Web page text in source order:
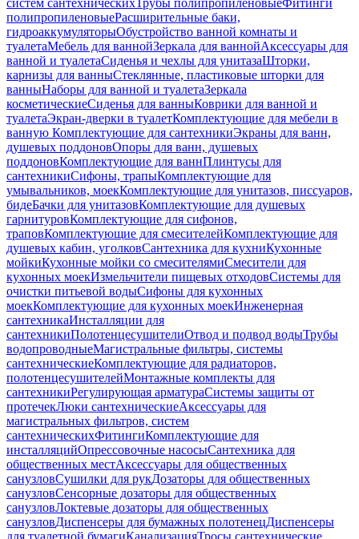
систем сантехническихТрубы полипропиленовыеФитинги
полипропиленовыеРасширительные баки,
гидроаккумуляторыОбустройство ванной комнаты и
туалетаМебель для ваннойЗеркала для ваннойАксессуары для
ванной и туалетаСиденья и чехлы для унитазаШторки,
карнизы для ванныСтеклянные, пластиковые шторки для
ванныНаборы для ванной и туалетаЗеркала
косметическиеСиденья для ванныКоврики для ванной и
туалетаЭкран-дверки в туалетКомплектующие для мебели в
ванную Комплектующие для сантехникиЭкраны для ванн,
душевых поддоновОпоры для ванн, душевых
поддоновКомплектующие для ваннПлинтусы для
сантехникиСифоны, трапыКомплектующие для
умывальников, моекКомплектующие для унитазов, писсуаров,
бидеБачки для унитазовКомплектующие для душевых
гарнитуровКомплектующие для сифонов,
траповКомплектующие для смесителейКомплектующие для
душевых кабин, уголковСантехника для кухниКухонные
мойкиКухонные мойки со смесителямиСмесители для
кухонных моекИзмельчители пищевых отходовСистемы для
очистки питьевой водыСифоны для кухонных
моекКомплектующие для кухонных моекИнженерная
сантехникаИнсталляции для
сантехникиПолотенцесушителиОтвод и подвод водыТрубы
водопроводныеМагистральные фильтры, системы
сантехническиеКомплектующие для радиаторов,
полотенцесушителейМонтажные комплекты для
сантехникиРегулирующая арматураСистемы защиты от
протечекЛюки сантехническиеАксессуары для
магистральных фильтров, систем
сантехническихФитингиКомплектующие для
инсталляцийОпрессовочные насосыСантехника для
общественных местАксессуары для общественных
санузловСушилки для рукДозаторы для общественных
санузловСенсорные дозаторы для общественных
санузловЛоктевые дозаторы для общественных
санузловДиспенсеры для бумажных полотенецДиспенсеры
для туалетной бумагиКанализацияТросы сантехнические,